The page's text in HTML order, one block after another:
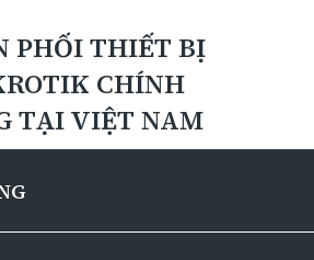
PHỐI THIẾT BỊ
CHÍNH
TẠI VIỆT NAM